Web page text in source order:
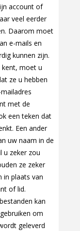
account of
veel eerder
Daarom moet
e-mails en
kunnen zijn.
kent, moet u
ze u hebben
met de
een teken dat
Een ander
uw naam in de
u zeker zou
ze zeker
in plaats van
of lid.
kan
om
geleverd